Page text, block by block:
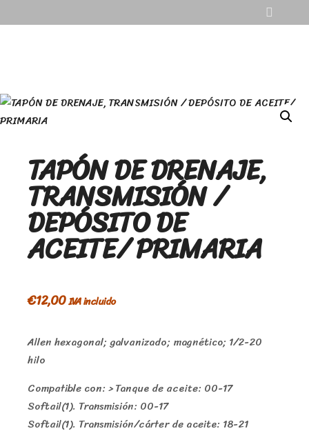
TAPÓN DE DRENAJE,
TRANSMISIÓN /
DEPÓSITO DE
ACEITE/ PRIMARIA
€12,00IVA incluido
Allen hexagonal; galvanizado; magnético; 1/2-20
hilo
Compatible con: > Tanque de aceite: 00-17
Softail(1). Transmisión: 00-17
Softail(1). Transmisión/cárter de aceite: 18-21